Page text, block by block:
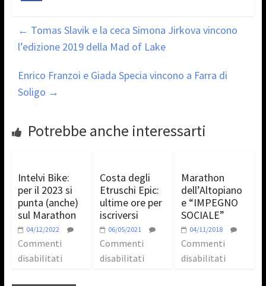
← Tomas Slavik e la ceca Simona Jirkova vincono
l’edizione 2019 della Mad of Lake
Enrico Franzoi e Giada Specia vincono a Farra di
Soligo →
Potrebbe anche interessarti
Intelvi Bike:
per il 2023 si
punta (anche)
sul Marathon
04/12/2022
Commenti
disabilitati
Costa degli
Etruschi Epic:
ultime ore per
iscriversi
06/05/2021
Commenti
disabilitati
Marathon
dell’Altopiano
e “IMPEGNO
SOCIALE”
04/11/2018
Commenti
disabilitati